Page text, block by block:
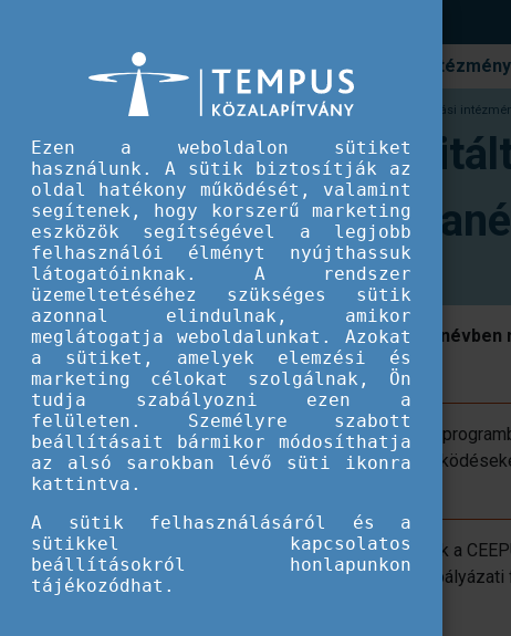
Hírek
CEEPUS program Felhívás akkreditált felsőoktatási
Felhívás
2024/2025-ös
A hálózati pályázat a 2024/2025-ös
hallgatói cserékre szól.
A Közép-európai Felsőoktatási
távú, nemzetközi tematikus
Hálózati pályázat benyújtására jogosultak a
(finanszírozási formától függetlenül). A
Ezen a weboldalon sütiket
használunk. A sütik biztosítják az
oldal hatékony működését, valamint
segítenek, hogy korszerű marketing
eszközök segítségével a legjobb
felhasználói élményt nyújthassuk
látogatóinknak. A rendszer
üzemeltetéséhez szükséges sütik
azonnal elindulnak, amikor
meglátogatja weboldalunkat. Azokat
a sütiket, amelyek elemzési és
marketing célokat szolgálnak, Ön
tudja szabályozni ezen a
felületen. Személyre szabott
beállításait bármikor módosíthatja
az alsó sarokban lévő süti ikonra
kattintva.
A sütik felhasználásáról és a
sütikkel kapcsolatos
beállításokról honlapunkon
tájékozódhat.